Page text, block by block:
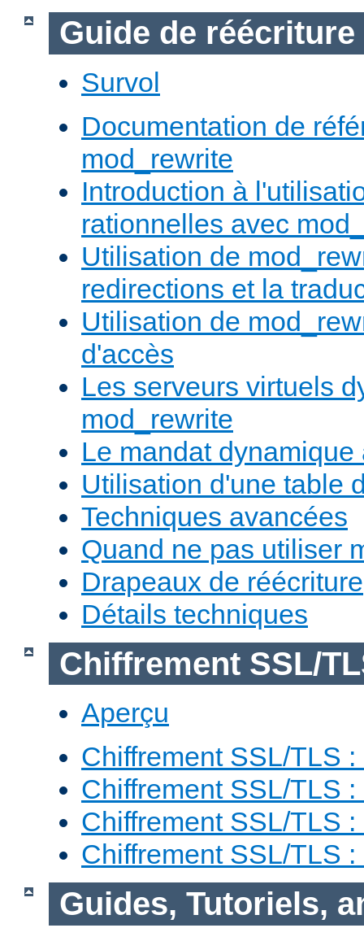
Guide de réécriture
Survol
Documentation de
mod_rewrite
Introduction à
rationnelles avec
Utilisation de
redirections et la
Utilisation de
d'accès
Les serveurs virtuels
mod_rewrite
Le mandat
Utilisation d'une table
Techniques avancées
Quand ne pas utiliser
Drapeaux de réécriture
Détails techniques
Chiffrement SSL/
Aperçu
Chiffrement SSL/TLS
Chiffrement SSL/TLS
Chiffrement SSL/TLS
Chiffrement SSL/TLS :
Guides, Tutoriels,